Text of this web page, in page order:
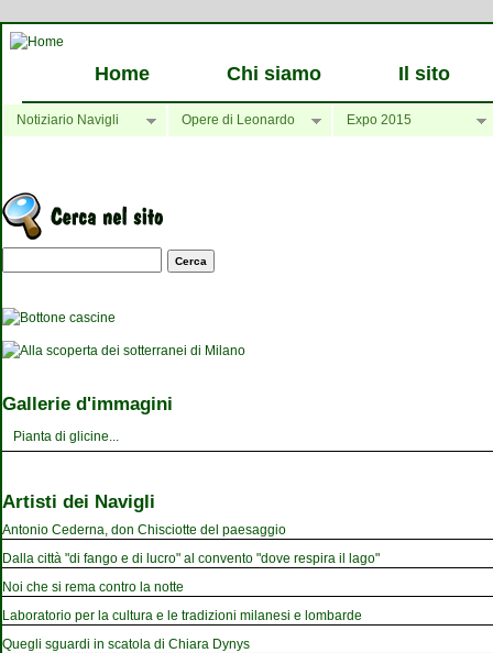
Home Chi siamo Il sito
Notiziario Navigli Opere di Leonardo Expo 2015
Maschera di ricerca
Gallerie d'immagini
Pianta di glicine...
Artisti dei Navigli
Antonio Cederna, don Chisciotte del paesaggio
Dalla città "di fango e di lucro" al convento "dove respira il lago"
Noi che si rema contro la notte
Laboratorio per la cultura e le tradizioni milanesi e lombarde
Quegli sguardi in scatola di Chiara Dynys